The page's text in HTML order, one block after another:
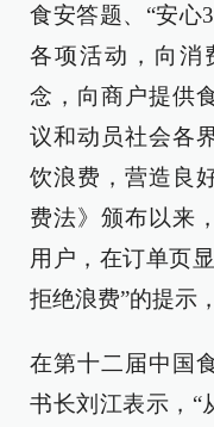
食安答题、“安心
各项活动，向消
念，向商户提供
议和动员社会各
饮浪费，营造良
费法》颁布以来
用户，在订单页
拒绝浪费”的提示
在第十二届中国
书长刘江表示，“